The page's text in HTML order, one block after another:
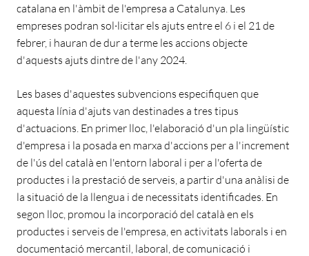
catalana en l'àmbit de l'empresa a Catalunya. Les
empreses podran sol·licitar els ajuts entre el 6 i el 21 de
febrer, i hauran de dur a terme les accions objecte
d'aquests ajuts dintre de l'any 2024.
Les bases d'aquestes subvencions especifiquen que
aquesta línia d'ajuts van destinades a tres tipus
d'actuacions. En primer lloc, l'elaboració d'un pla lingüístic
d'empresa i la posada en marxa d'accions per a l'increment
de l'ús del català en l'entorn laboral i per a l'oferta de
productes i la prestació de serveis, a partir d'una anàlisi de
la situació de la llengua i de necessitats identificades. En
segon lloc, promou la incorporació del català en els
productes i serveis de l'empresa, en activitats laborals i en
documentació mercantil, laboral, de comunicació i